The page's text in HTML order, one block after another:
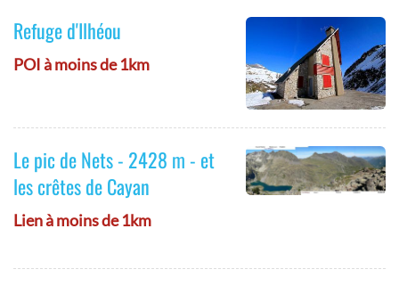
Refuge d'Ilhéou
POI à moins de 1km
Le pic de Nets - 2428 m - et
les crêtes de Cayan
Lien à moins de 1km